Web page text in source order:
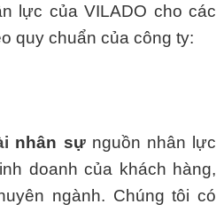
lực của VILADO cho các
quy chuẩn của công ty:
nhân sự nguồn nhân lực
doanh của khách hàng,
ngành. Chúng tôi có